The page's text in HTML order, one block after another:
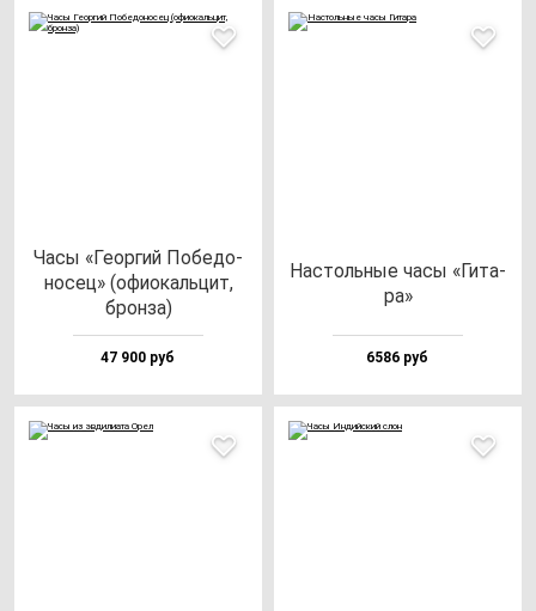
Часы «Геор­гий Побе­до­
но­сец» (офи­окаль­цит,
брон­за)
47 900 руб
Нас­толь­ные ча­сы «Гита­
ра»
6586 руб